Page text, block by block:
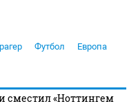
Футбол
Европа
сместил «Ноттингем